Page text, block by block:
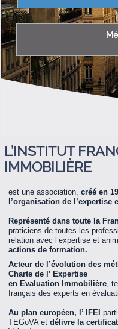
L’INSTITUT
IMMOBILIÈRE
est une association, créé en
l’organisation de
Représenté dans toute la
praticiens de toutes les
relation avec l’expertise et
actions de formation.
Acteur de l’évolution des
Charte de l’ Expertise
en Evaluation Immobilière ,
français des experts en
Au plan européen, l’ IFEI
TEGoVA et délivre la